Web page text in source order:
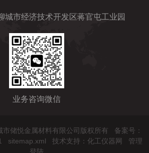
城市经济技术开发区蒋官屯工业园
业务咨询微信
储悦金属材料有限公司版权所有 备案号：
sitemap.xml 技术支持： 化工仪器网
管理